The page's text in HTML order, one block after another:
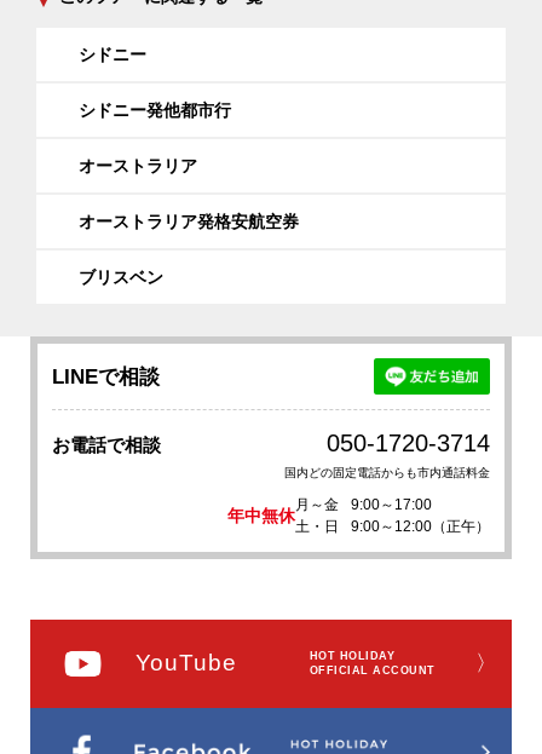
シドニー
シドニー発他都市行
オーストラリア
オーストラリア発格安航空券
ブリスベン
LINEで相談
お電話で相談 050-1720-3714
国内どの固定電話からも市内通話料金
年中無休
月～金
9:00～17:00
土・日
9:00～12:00（正午）
YouTube
HOT HOLIDAY
OFFICIAL ACCOUNT
〉